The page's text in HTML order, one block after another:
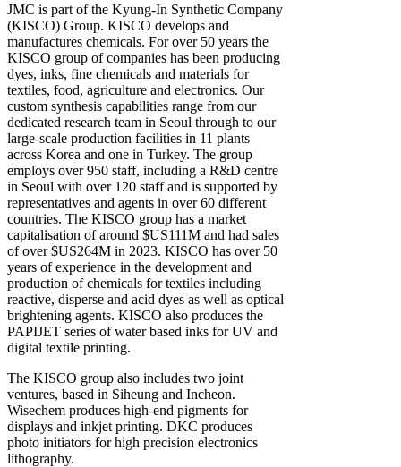
JMC is part of the Kyung-In Synthetic Company
(KISCO) Group. KISCO develops and
manufactures chemicals. For over 50 years the
KISCO group of companies has been producing
dyes, inks, fine chemicals and materials for
textiles, food, agriculture and electronics. Our
custom synthesis capabilities range from our
dedicated research team in Seoul through to our
large-scale production facilities in 11 plants
across Korea and one in Turkey. The group
employs over 950 staff, including a R&D centre
in Seoul with over 120 staff and is supported by
representatives and agents in over 60 different
countries. The KISCO group has a market
capitalisation of around $US111M and had sales
of over $US264M in 2023. KISCO has over 50
years of experience in the development and
production of chemicals for textiles including
reactive, disperse and acid dyes as well as optical
brightening agents. KISCO also produces the
PAPIJET series of water based inks for UV and
digital textile printing.
The KISCO group also includes two joint
ventures, based in Siheung and Incheon.
Wisechem produces high-end pigments for
displays and inkjet printing. DKC produces
photo initiators for high precision electronics
lithography.